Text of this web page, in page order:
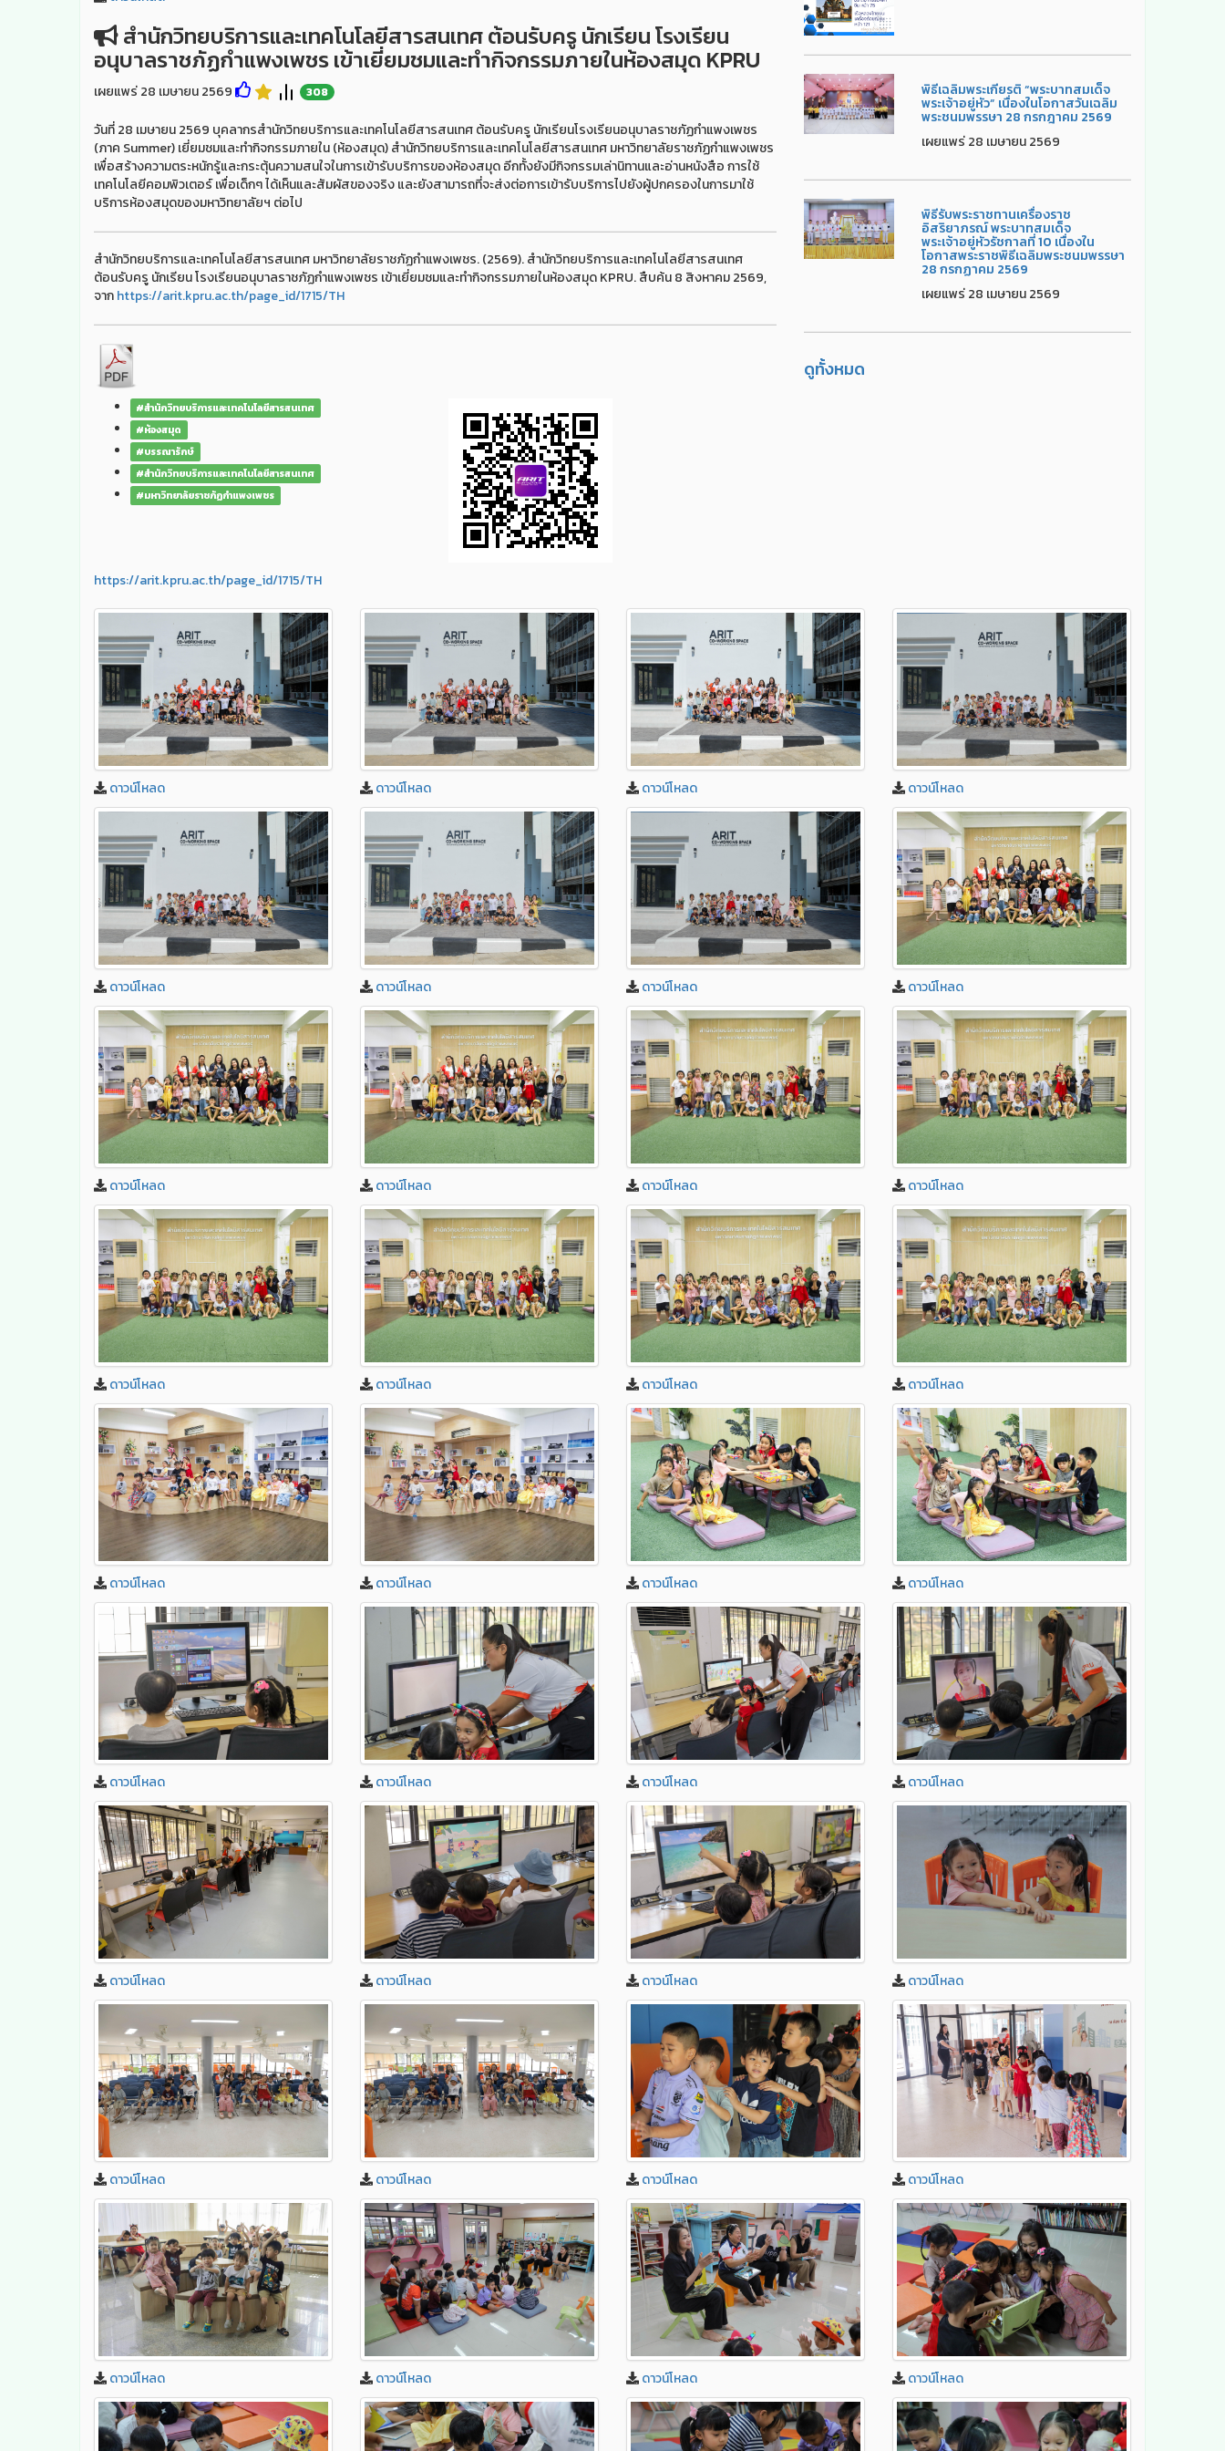
สำนักวิทยบริการและเทคโนโลยีสารสนเทศ ต้อนรับครู นักเรียน โรงเรียน
อนุบาลราชภัฏกำแพงเพชร เข้าเยี่ยมชมและทำกิจกรรมภายในห้องสมุด KPRU
เผยแพร่ 28 เมษายน 2569 308
วันที่ 28 เมษายน 2569 บุคลากรสำนักวิทยบริการและเทคโนโลยีสารสนเทศ ต้อนรับครู นักเรียนโรงเรียนอนุบาลราชภัฏกำแพงเพชร
(ภาค Summer) เยี่ยมชมและทำกิจกรรมภายใน (ห้องสมุด) สำนักวิทยบริการและเทคโนโลยีสารสนเทศ มหาวิทยาลัยราชภัฏกำแพงเพชร
เพื่อสร้างความตระหนักรู้และกระตุ้นความสนใจในการเข้ารับบริการของห้องสมุด อีกทั้งยังมีกิจกรรมเล่านิทานและอ่านหนังสือ การใช้
เทคโนโลยีคอมพิวเตอร์ เพื่อเด็กๆ ได้เห็นและสัมผัสของจริง และยังสามารถที่จะส่งต่อการเข้ารับบริการไปยังผู้ปกครองในการมาใช้
บริการห้องสมุดของมหาวิทยาลัยฯ ต่อไป
สำนักวิทยบริการและเทคโนโลยีสารสนเทศ มหาวิทยาลัยราชภัฏกำแพงเพชร. (2569). สำนักวิทยบริการและเทคโนโลยีสารสนเทศ
ต้อนรับครู นักเรียน โรงเรียนอนุบาลราชภัฏกำแพงเพชร เข้าเยี่ยมชมและทำกิจกรรมภายในห้องสมุด KPRU. สืบค้น 8 สิงหาคม 2569,
จากhttps://arit.kpru.ac.th/page_id/1715/TH
#สำนักวิทยบริการและเทคโนโลยีสารสนเทศ
#ห้องสมุด
#บรรณารักษ์
#สำนักวิทยบริการและเทคโนโลยีสารสนเทศ
#มหาวิทยาลัยราชภัฏกำแพงเพชร
https://arit.kpru.ac.th/page_id/1715/TH
พิธีเฉลิมพระเกียรติ “พระบาทสมเด็จ
พระเจ้าอยู่หัว” เนื่องในโอกาสวันเฉลิม
พระชนมพรรษา 28 กรกฎาคม 2569
เผยแพร่ 28 เมษายน 2569
พิธีรับพระราชทานเครื่องราช
อิสริยาภรณ์ พระบาทสมเด็จ
พระเจ้าอยู่หัวรัชกาลที่ 10 เนื่องใน
โอกาสพระราชพิธีเฉลิมพระชนมพรรษา
28 กรกฏาคม 2569
เผยแพร่ 28 เมษายน 2569
ดูทั้งหมด
ดาวน์โหลด ดาวน์โหลด ดาวน์โหลด ดาวน์โหลด
ดาวน์โหลด ดาวน์โหลด ดาวน์โหลด ดาวน์โหลด
ดาวน์โหลด ดาวน์โหลด ดาวน์โหลด ดาวน์โหลด
ดาวน์โหลด ดาวน์โหลด ดาวน์โหลด ดาวน์โหลด
ดาวน์โหลด ดาวน์โหลด ดาวน์โหลด ดาวน์โหลด
ดาวน์โหลด ดาวน์โหลด ดาวน์โหลด ดาวน์โหลด
ดาวน์โหลด ดาวน์โหลด ดาวน์โหลด ดาวน์โหลด
ดาวน์โหลด ดาวน์โหลด ดาวน์โหลด ดาวน์โหลด
ดาวน์โหลด ดาวน์โหลด ดาวน์โหลด ดาวน์โหลด